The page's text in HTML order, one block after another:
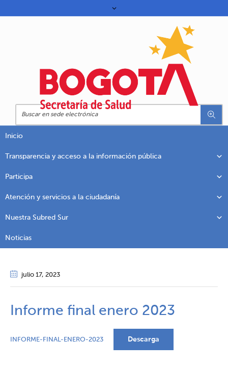
Inicio
Transparencia y acceso a la información pública
Participa
Atención y servicios a la ciudadanía
Nuestra Subred Sur
Noticias
julio 17, 2023
Informe final enero 2023
INFORME-FINAL-ENERO-2023 Descarga